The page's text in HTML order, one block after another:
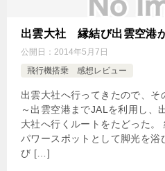
出雲大社 縁結び出雲空港
公開日： 2014年5月7日
飛行機搭乗 感想レビュー
出雲大社へ行ってきたので、そ
～出雲空港までJALを利用し、
大社へ行くルートをたどった
パワースポットとして脚光を
び […]